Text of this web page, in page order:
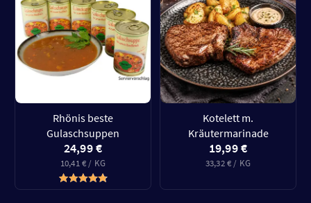
Rhönis beste
Gulaschsuppen
24,99 €
10,41 € / KG
Kotelett m.
Kräutermarinade
19,99 €
33,32 € / KG